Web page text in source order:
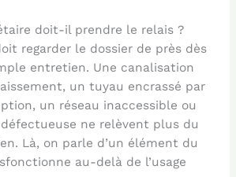
doit-il prendre le relais ?
regarder le dossier de près dès
entretien. Une canalisation
un tuyau encrassé par
un réseau inaccessible ou
ne relèvent plus du
Là, on parle d’un élément du
au-delà de l’usage